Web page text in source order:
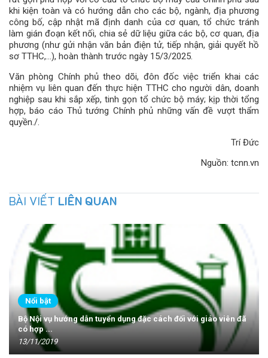
khi kiện toàn và có hướng dẫn cho các bộ, ngành, địa phương
công bố, cập nhật mã định danh của cơ quan, tổ chức tránh
làm gián đoạn kết nối, chia sẻ dữ liệu giữa các bộ, cơ quan, địa
phương (như gửi nhận văn bản điện tử, tiếp nhận, giải quyết hồ
sơ TTHC,...), hoàn thành trước ngày 15/3/2025.
Văn phòng Chính phủ theo dõi, đôn đốc việc triển khai các
nhiệm vụ liên quan đến thực hiện TTHC cho người dân, doanh
nghiệp sau khi sắp xếp, tinh gọn tổ chức bộ máy; kịp thời tổng
hợp, báo cáo Thủ tướng Chính phủ những vấn đề vượt thẩm
quyền./.
Trí Đức
Nguồn: tcnn.vn
BÀI VIẾT LIÊN QUAN
Nổi bật
Bộ Nội vụ hướng dẫn tuyển dụng đặc cách đối với giáo viên đã
có hợp ...
13/11/2019